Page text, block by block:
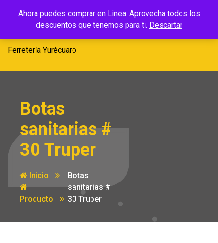
Ahora puedes comprar en Linea. Aprovecha todos los
descuentos que tenemos para ti. Descartar
Ferretería
Yurécuaro
Ferretería Yurécuaro
Botas
sanitarias #
30 Truper
Inicio
Producto
Botas
sanitarias #
30 Truper